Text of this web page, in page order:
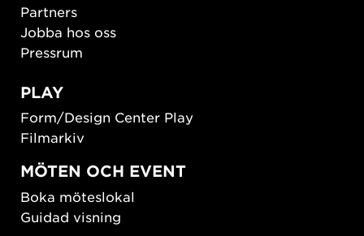
Partners
Jobba hos oss
Pressrum
PLAY
Form/Design Center Play
Filmarkiv
MÖTEN OCH EVENT
Boka möteslokal
Guidad visning